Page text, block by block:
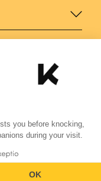
you before knocking,
during your visit.
OK